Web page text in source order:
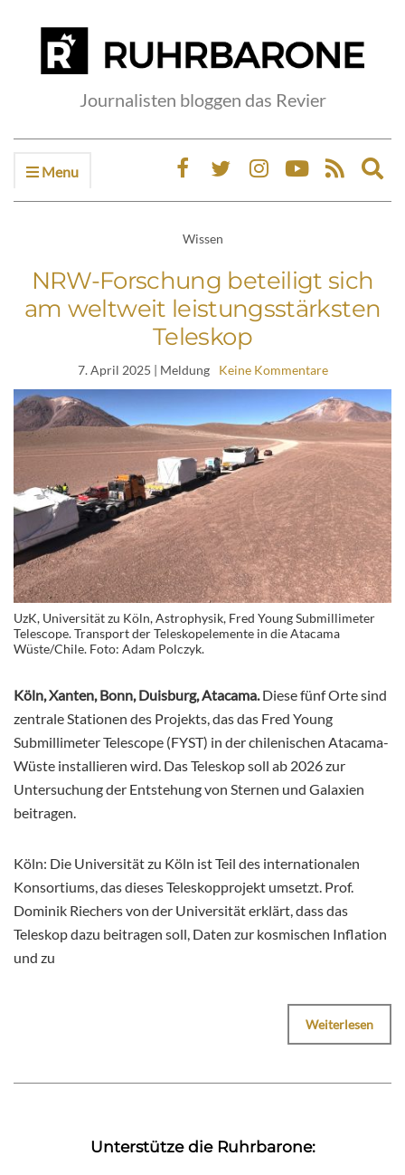
Journalisten bloggen das Revier
Menu
Wissen
NRW-Forschung beteiligt sich
am weltweit leistungsstärksten
Teleskop
7. April 2025 | Meldung Keine Kommentare
UzK, Universität zu Köln, Astrophysik, Fred Young Submillimeter
Telescope. Transport der Teleskopelemente in die Atacama
Wüste/Chile. Foto: Adam Polczyk.
Köln, Xanten, Bonn, Duisburg, Atacama. Diese fünf Orte sind
zentrale Stationen des Projekts, das das Fred Young
Submillimeter Telescope (FYST) in der chilenischen Atacama-
Wüste installieren wird. Das Teleskop soll ab 2026 zur
Untersuchung der Entstehung von Sternen und Galaxien
beitragen.
Köln: Die Universität zu Köln ist Teil des internationalen
Konsortiums, das dieses Teleskopprojekt umsetzt. Prof.
Dominik Riechers von der Universität erklärt, dass das
Teleskop dazu beitragen soll, Daten zur kosmischen Inflation
und zu
Weiterlesen
Unterstütze die Ruhrbarone: